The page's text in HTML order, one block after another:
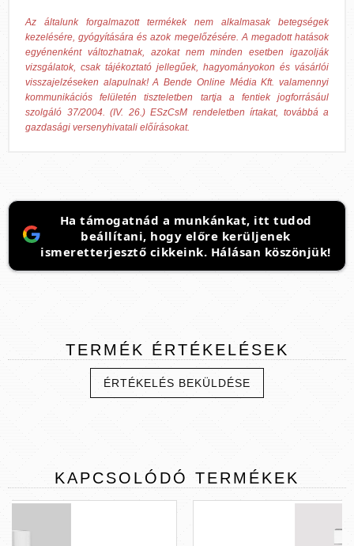
Az általunk forgalmazott termékek nem alkalmasak betegségek
kezelésére, gyógyítására és azok megelőzésére. A megadott hatások
egyénenként változhatnak, azokat nem minden esetben igazolják
vizsgálatok, csak tájékoztató jellegűek, hagyományokon és vásárlói
visszajelzéseken alapulnak! A Bende Online Média Kft. valamennyi
kommunikációs felületén tiszteletben tartja a fentiek jogforrásául
szolgáló 37/2004. (IV. 26.) ESzCsM rendeletben írtakat, továbbá a
gazdasági versenyhivatali előírásokat.
Ha támogatnád a munkánkat, itt tudod
beállítani, hogy előre kerüljenek
ismeretterjesztő cikkeink. Hálásan köszönjük!
TERMÉK ÉRTÉKELÉSEK
ÉRTÉKELÉS BEKÜLDÉSE
KAPCSOLÓDÓ TERMÉKEK